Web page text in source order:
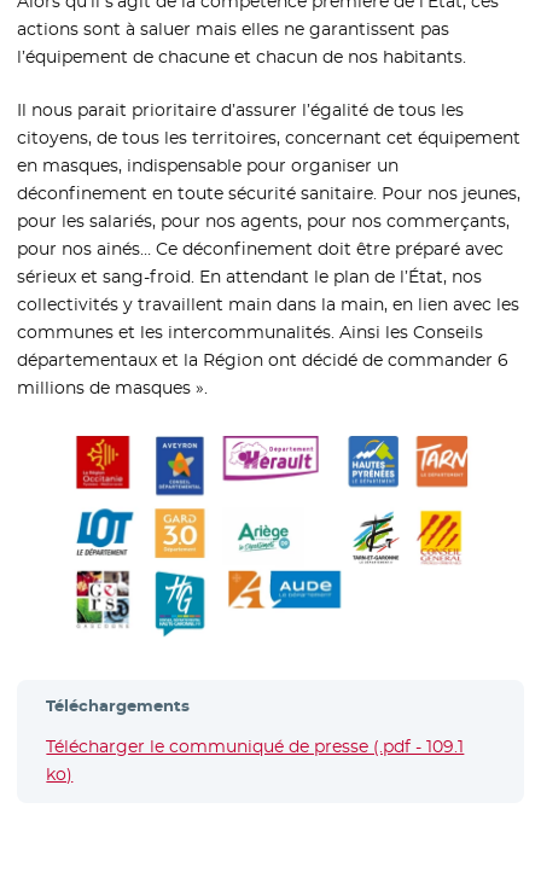
actions sont à saluer mais elles ne garantissent pas
l’équipement de chacune et chacun de nos habitants.
Il nous parait prioritaire d’assurer l’égalité de tous les
citoyens, de tous les territoires, concernant cet équipement
en masques, indispensable pour organiser un
déconfinement en toute sécurité sanitaire. Pour nos jeunes,
pour les salariés, pour nos agents, pour nos commerçants,
pour nos ainés… Ce déconfinement doit être préparé avec
sérieux et sang-froid. En attendant le plan de l’État, nos
collectivités y travaillent main dans la main, en lien avec les
communes et les intercommunalités. Ainsi les Conseils
départementaux et la Région ont décidé de commander 6
millions de masques ».
Téléchargements
Télécharger le communiqué de presse (.pdf - 109.1
ko)